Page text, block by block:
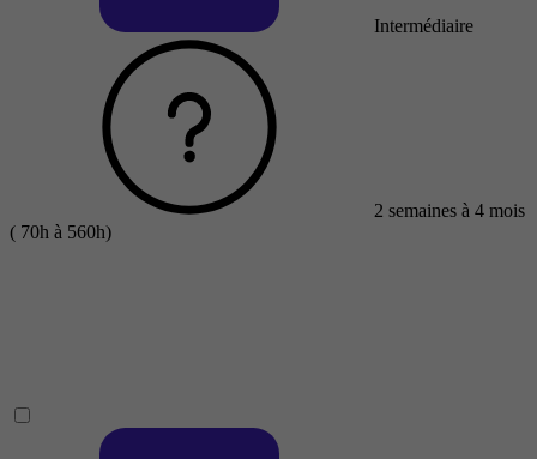
Intermédiaire
2 semaines à 4 mois
( 70h à 560h)